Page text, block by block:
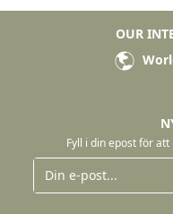
OUR
Fyll i din epost för